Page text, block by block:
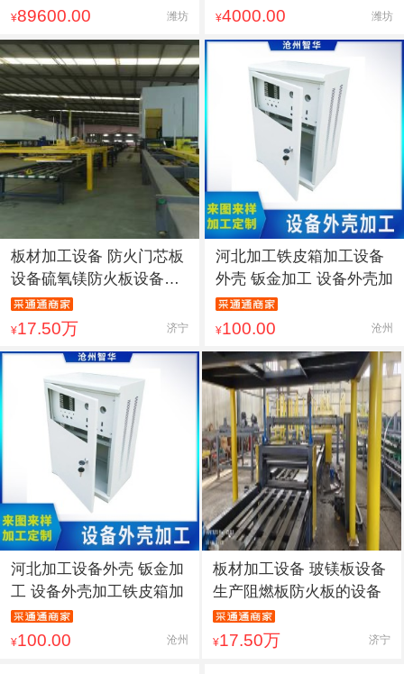
¥89600.00 潍坊 ¥4000.00 潍坊
板材加工设备 防火门芯板
设备硫氧镁防火板设备板
材
¥17.50万 济宁
河北加工铁皮箱加工设备
外壳 钣金加工 设备外壳加
¥100.00 沧州
河北加工设备外壳 钣金加
工 设备外壳加工铁皮箱加
¥100.00 沧州
板材加工设备 玻镁板设备
生产阻燃板防火板的设备
¥17.50万 济宁